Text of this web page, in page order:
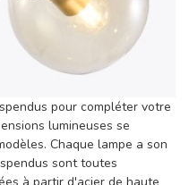
pour compléter votre
lumineuses se
Chaque lampe a son
sont toutes